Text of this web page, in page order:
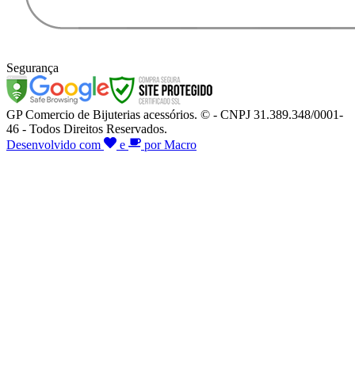
Segurança
GP Comercio de Bijuterias acessórios. © - CNPJ 31.389.348/0001-
46 - Todos Direitos Reservados.
Desenvolvido com
e por Macro